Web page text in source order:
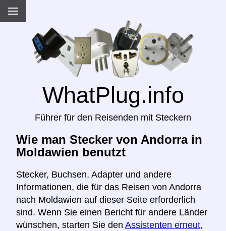
WhatPlug.info
Führer für den Reisenden mit Steckern
Wie man Stecker von Andorra in
Moldawien benutzt
Stecker, Buchsen, Adapter und andere
Informationen, die für das Reisen von Andorra
nach Moldawien auf dieser Seite erforderlich
sind. Wenn Sie einen Bericht für andere Länder
wünschen, starten Sie den Assistenten erneut,